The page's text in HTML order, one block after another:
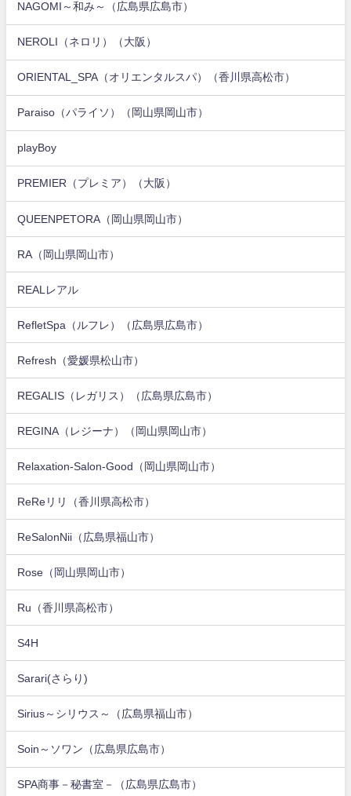
NAGOMI～和み～（広島県広島市）
NEROLI（ネロリ）（大阪）
ORIENTAL_SPA（オリエンタルスパ）（香川県高松市）
Paraiso（パライソ）（岡山県岡山市）
playBoy
PREMIER（プレミア）（大阪）
QUEENPETORA（岡山県岡山市）
RA（岡山県岡山市）
REALレアル
RefletSpa（ルフレ）（広島県広島市）
Refresh（愛媛県松山市）
REGALIS（レガリス）（広島県広島市）
REGINA（レジーナ）（岡山県岡山市）
Relaxation-Salon-Good（岡山県岡山市）
ReReリリ（香川県高松市）
ReSalonNii（広島県福山市）
Rose（岡山県岡山市）
Ru（香川県高松市）
S4H
Sarari(さらり)
Sirius～シリウス～（広島県福山市）
Soin～ソワン（広島県広島市）
SPA商事－秘書室－（広島県広島市）